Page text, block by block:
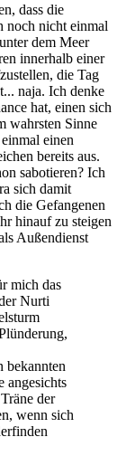
dass die
noch nicht einmal
dem Meer
innerhalb einer
die Tag
naja. Ich denke
hat, einen sich
wahrsten Sinne
einen
bereits aus.
sabotieren? Ich
sich damit
die Gefangenen
hinauf zu steigen
Außendienst
mich das
Nurti
bekannten
angesichts
der
wenn sich